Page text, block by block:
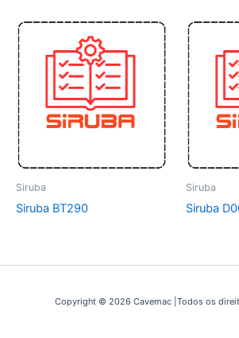
Siruba
Siruba BT290
Siruba
Siruba
Copyright © 2026 Cavemac |Todos os